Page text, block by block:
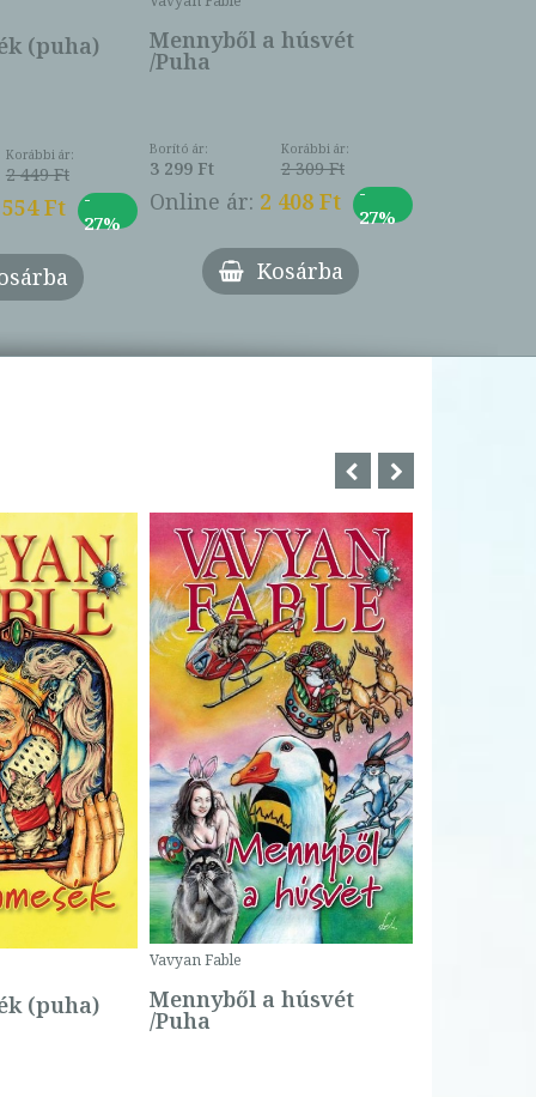
(puha)
Korábbi ár:
2 449 Ft
Ft
-
27%
Mennyből a húsvét
/Puha
Borító ár:
3 299 Ft
Korábbi ár:
2 309 Ft
Online ár: 2 408 Ft
-
27%
Kosárba
(puha)
Vavyan Fable
Mennyből a húsvét
/Puha